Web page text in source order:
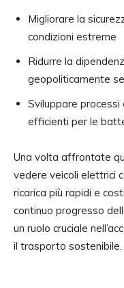
Migliorare la
condizioni estreme
Ridurre la
geopoliticamente
Sviluppare processi
efficienti per le
Una volta affrontate
vedere veicoli elettrici
ricarica più rapidi e
continuo progresso
un ruolo cruciale
il trasporto sostenibile.